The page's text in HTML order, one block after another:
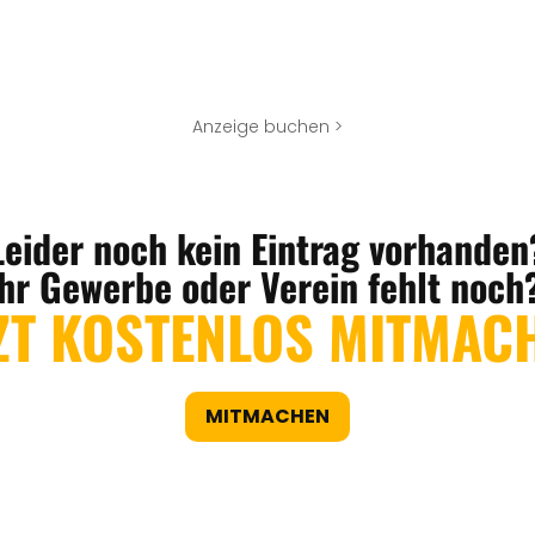
Anzeige buchen >
noch kein Eintrag
Gewerbe oder Verein fehlt
KOSTENLOS
MITMACHEN